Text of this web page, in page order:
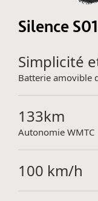
Silence
Simplicité
Batterie amovible
133km
Autonomie WMTC
100 km/h